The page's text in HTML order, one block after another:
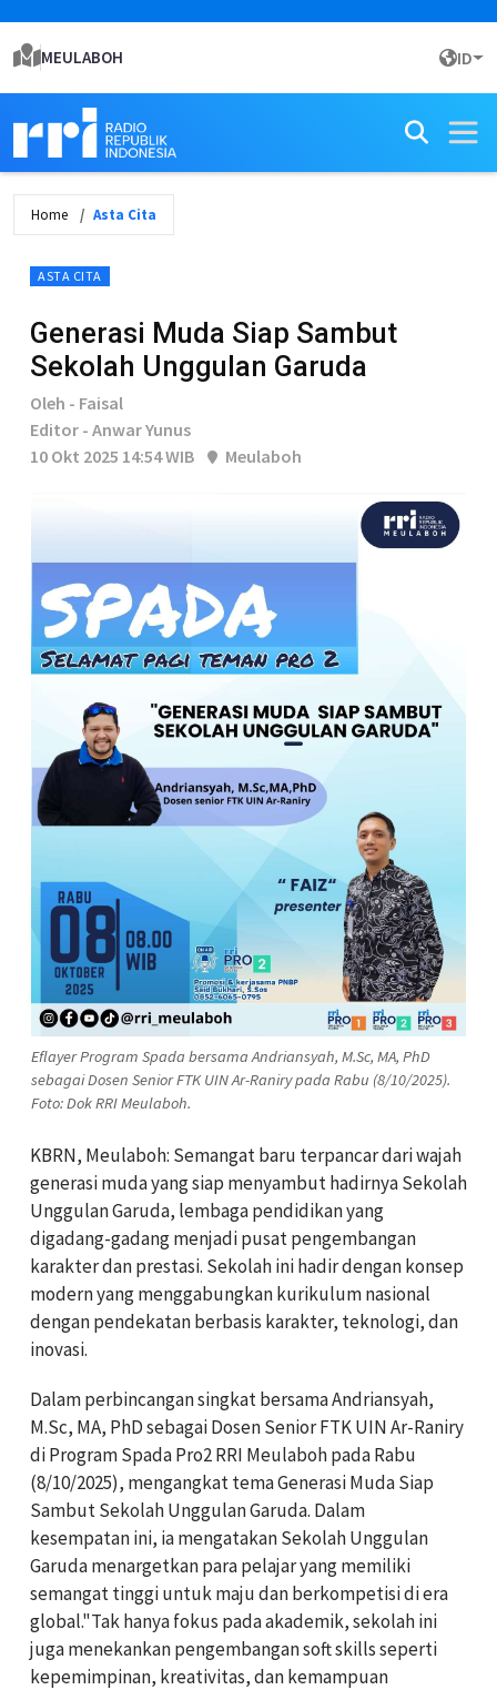
MEULABOH ID
Home Asta Cita
ASTA CITA
Generasi Muda Siap Sambut
Sekolah Unggulan Garuda
Oleh - Faisal
Editor - Anwar Yunus
10 Okt 2025 14:54 WIB
Meulaboh
Eflayer Program Spada bersama Andriansyah, M.Sc, MA, PhD
sebagai Dosen Senior FTK UIN Ar-Raniry pada Rabu (8/10/2025).
Foto: Dok RRI Meulaboh.
KBRN, Meulaboh: Semangat baru terpancar dari wajah
generasi muda yang siap menyambut hadirnya Sekolah
Unggulan Garuda, lembaga pendidikan yang
digadang-gadang menjadi pusat pengembangan
karakter dan prestasi. Sekolah ini hadir dengan konsep
modern yang menggabungkan kurikulum nasional
dengan pendekatan berbasis karakter, teknologi, dan
inovasi.
Dalam perbincangan singkat bersama Andriansyah,
M.Sc, MA, PhD sebagai Dosen Senior FTK UIN Ar-Raniry
di Program Spada Pro2 RRI Meulaboh pada Rabu
(8/10/2025), mengangkat tema Generasi Muda Siap
Sambut Sekolah Unggulan Garuda. Dalam
kesempatan ini, ia mengatakan Sekolah Unggulan
Garuda menargetkan para pelajar yang memiliki
semangat tinggi untuk maju dan berkompetisi di era
global."Tak hanya fokus pada akademik, sekolah ini
juga menekankan pengembangan soft skills seperti
kepemimpinan, kreativitas, dan kemampuan